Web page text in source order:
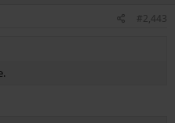
#2,443